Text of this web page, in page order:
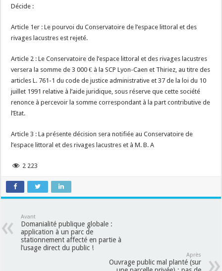
Décide :
Article 1er : Le pourvoi du Conservatoire de l’espace littoral et des
rivages lacustres est rejeté.
Article 2 : Le Conservatoire de l’espace littoral et des rivages lacustres
versera la somme de 3 000 € à la SCP Lyon-Caen et Thiriez, au titre des
articles L. 761-1 du code de justice administrative et 37 de la loi du 10
juillet 1991 relative à l’aide juridique, sous réserve que cette société
renonce à percevoir la somme correspondant à la part contributive de
l’Etat.
Article 3 : La présente décision sera notifiée au Conservatoire de
l’espace littoral et des rivages lacustres et à M. B. A
2 223
Avant
Domanialité publique globale :
application à un parc de
stationnement affecté en partie à
l’usage direct du public !
Après
Ouvrage public mal planté (sur